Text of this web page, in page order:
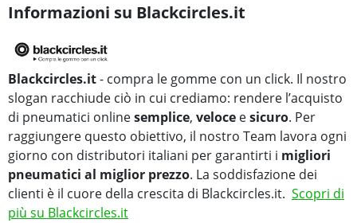
Informazioni su Blackcircles.it
Blackcircles.it- compra le gomme con un click. Il nostro
slogan racchiude ciò in cui crediamo: rendere l’acquisto
di pneumatici onlinesemplice, veloce esicuro. Per
raggiungere questo obiettivo, il nostro Team lavora ogni
giorno con distributori italiani per garantirti i migliori
pneumatici al miglior prezzo. La soddisfazione dei
clienti è il cuore della crescita di Blackcircles.it. Scopri di
più su Blackcircles.it